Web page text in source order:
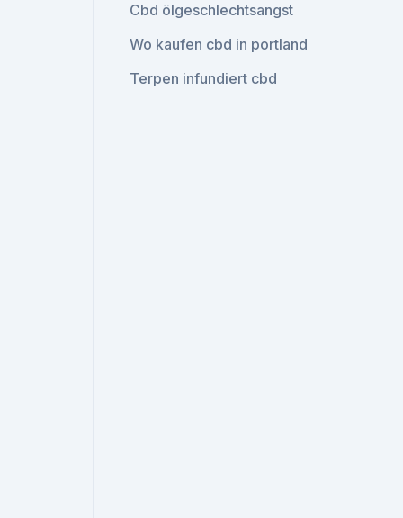
Cbd ölgeschlechtsangst
Wo kaufen cbd in portland
Terpen infundiert cbd